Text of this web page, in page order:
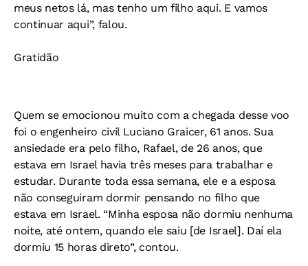
meus netos lá, mas tenho um filho aqui. E vamos
continuar aqui”, falou.
Gratidão
Quem se emocionou muito com a chegada desse voo
foi o engenheiro civil Luciano Graicer, 61 anos. Sua
ansiedade era pelo filho, Rafael, de 26 anos, que
estava em Israel havia três meses para trabalhar e
estudar. Durante toda essa semana, ele e a esposa
não conseguiram dormir pensando no filho que
estava em Israel. “Minha esposa não dormiu nenhuma
noite, até ontem, quando ele saiu [de Israel]. Daí ela
dormiu 15 horas direto”, contou.